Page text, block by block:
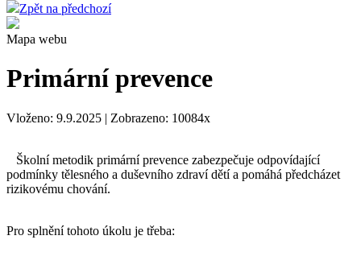
Zpět na předchozí
Mapa webu
Primární prevence
Vloženo: 9.9.2025 | Zobrazeno: 10084x
Školní metodik primární prevence zabezpečuje odpovídající
podmínky tělesného a duševního zdraví dětí a pomáhá předcházet
rizikovému chování.
Pro splnění tohoto úkolu je třeba: